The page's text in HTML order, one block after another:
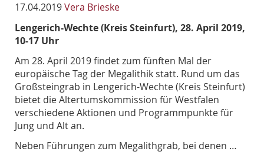
17.04.2019Vera Brieske
Lengerich-Wechte (Kreis Steinfurt), 28. April 2019,
10-17 Uhr
Am 28. April 2019 findet zum fünften Mal der
europäische Tag der Megalithik statt. Rund um das
Großsteingrab in Lengerich-Wechte (Kreis Steinfurt)
bietet die Altertumskommission für Westfalen
verschiedene Aktionen und Programmpunkte für
Jung und Alt an.
Neben Führungen zum Megalithgrab, bei denen …